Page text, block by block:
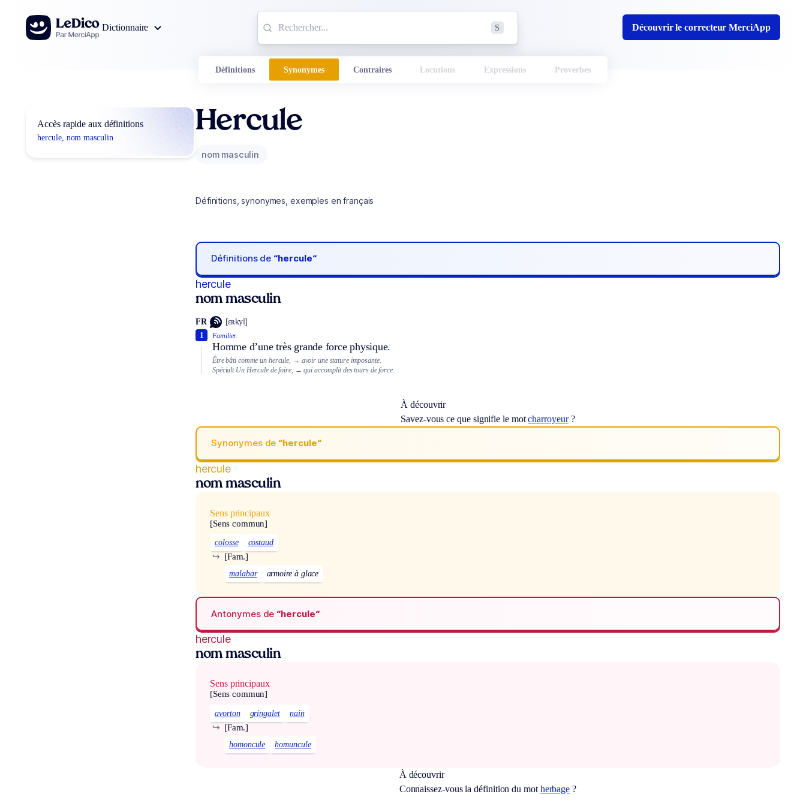
Aller au contenu
Dictionnaire
S Découvrir le correcteur MerciApp
Définitions Synonymes Contraires Locutions Expressions Proverbes
Accès rapide aux définitions
hercule, nom masculin
Hercule
nom masculin
Définitions, synonymes, exemples en français
Définitions de “hercule“
hercule
nom masculin
FR [ɛʀkyl]
Familier.
Homme d’une très grande force physique.
1
Être bâti comme un hercule, → avoir une stature imposante.
Spécialt Un Hercule de foire, → qui accomplit des tours de force.
À découvrir
Savez-vous ce que signifie le motcharroyeur?
Synonymes de “hercule“
hercule
nom masculin
Sens principaux
[Sens commun]
colosse costaud
[Fam.]
↪
malabar armoire à glace
Antonymes de “hercule“
hercule
nom masculin
Sens principaux
[Sens commun]
avorton gringalet nain
[Fam.]
↪
homoncule homuncule
À découvrir
Connaissez-vous la définition du mot herbage ?